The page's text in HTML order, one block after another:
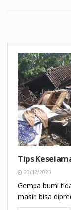
Tips
23/12/2023
Gempa bumi
masih bisa